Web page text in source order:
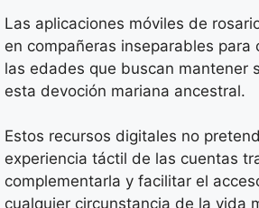
Las aplicaciones móviles de
en compañeras inseparables para
las edades que buscan mantener
esta devoción mariana ancestral.
Estos recursos digitales no
experiencia táctil de las cuentas
complementarla y facilitar el
cualquier circunstancia de la vida